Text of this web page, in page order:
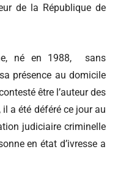
de la République de
né en 1988,
sans
présence au domicile
être l’auteur des
il a été déféré ce jour au
judiciaire criminelle
en état d’ivresse a